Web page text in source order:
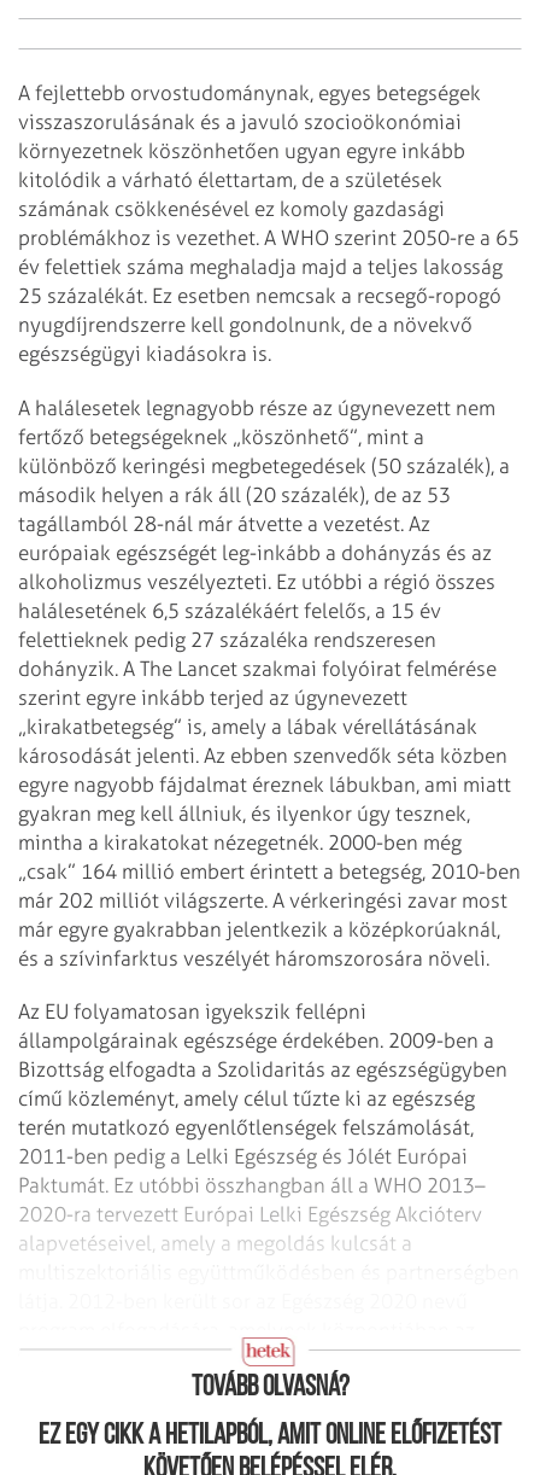
A fejlettebb orvostudománynak, egyes betegségek
visszaszorulásának és a javuló szocioökonómiai
környezetnek köszönhetően ugyan egyre inkább
kitolódik a várható élettartam, de a születések
számának csökkenésével ez komoly gazdasági
problémákhoz is vezethet. A WHO szerint 2050-re a 65
év felettiek száma meghaladja majd a teljes lakosság
25 százalékát. Ez esetben nemcsak a recsegő-ropogó
nyugdíjrendszerre kell gondolnunk, de a növekvő
egészségügyi kiadásokra is.
A halálesetek legnagyobb része az úgynevezett nem
fertőző betegségeknek „köszönhető”, mint a
különböző keringési megbetegedések (50 százalék), a
második helyen a rák áll (20 százalék), de az 53
tagállamból 28-nál már átvette a vezetést. Az
európaiak egészségét leg­-inkább a dohányzás és az
alkoholizmus veszélyezteti. Ez utóbbi a régió összes
halálesetének 6,5 százalékáért felelős, a 15 év
felettieknek pedig 27 százaléka rendszeresen
dohányzik. A The Lancet szakmai folyóirat felmérése
szerint egyre inkább terjed az úgynevezett
„kirakatbetegség” is, amely a lábak vérellátásának
károsodását jelenti. Az ebben szenvedők séta közben
egyre nagyobb fájdalmat éreznek lábukban, ami miatt
gyakran meg kell állniuk, és ilyenkor úgy tesznek,
mintha a kirakatokat nézegetnék. 2000-ben még
„csak” 164 millió embert érintett a betegség, 2010-ben
már 202 milliót világszerte. A vérkeringési zavar most
már egyre gyakrabban jelentkezik a középkorúaknál,
és a szívinfarktus veszélyét háromszorosára növeli.
Az EU folyamatosan igyekszik fellépni
állampolgárainak egészsége érdekében. 2009-ben a
Bizottság elfogadta a Szolidaritás az egészségügyben
című közleményt, amely célul tűzte ki az egészség
terén mutatkozó egyenlőtlenségek felszámolását,
2011-ben pedig a Lelki Egészség és Jólét Európai
Paktumát. Ez utóbbi összhangban áll a WHO 2013–
2020-ra tervezett Európai Lelki Egészség Akcióterv
alapvetéseivel, amely a megoldás kulcsát a
Tovább olvasná?
Ez egy cikk a hetilapból, amit online előfizetést